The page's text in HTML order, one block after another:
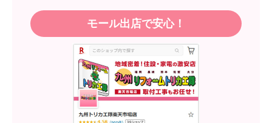
モール出店で安心！